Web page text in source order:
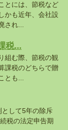
とには、節税など
かも近年、会社設
され...
税...
組む際、節税の観
課税のどちらで贈
とも...
して5年の除斥
税の法定申告期